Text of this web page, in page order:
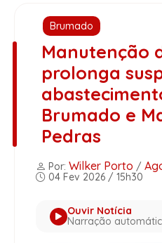
Brumado
Manutenção
prolonga
Brumado e
Pedras
Por: Wilker Porto /
04 Fev 2026 / 15h30
Ouvir Notícia
Narração